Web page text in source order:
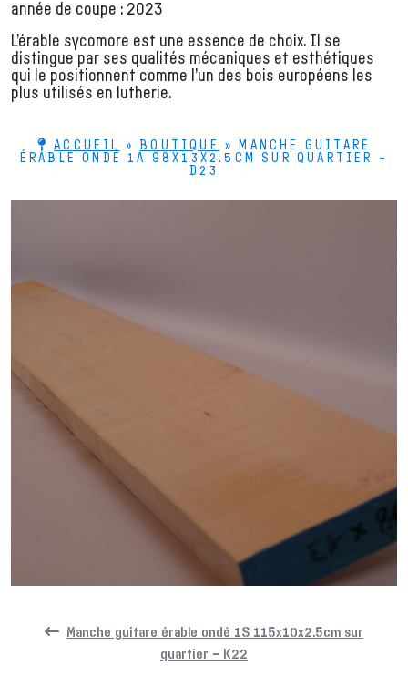
année de coupe : 2023
L’érable sycomore est une essence de choix. Il se
distingue par ses qualités mécaniques et esthétiques
qui le positionnent comme l’un des bois européens les
plus utilisés en lutherie.
ACCUEIL »BOUTIQUE »
MANCHE GUITARE
ÉRABLE ONDÉ 1A 98X13X2.5CM SUR QUARTIER –
D23
Manche guitare érable ondé 1S 115x10x2.5cm sur
quartier – K22